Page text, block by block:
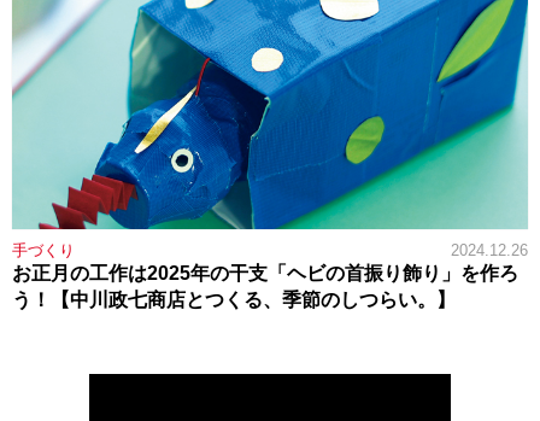
手づくり 2024.12.26
お正月の工作は2025年の干支「ヘビの首振り飾り」を作ろ
う！【中川政七商店とつくる、季節のしつらい。】